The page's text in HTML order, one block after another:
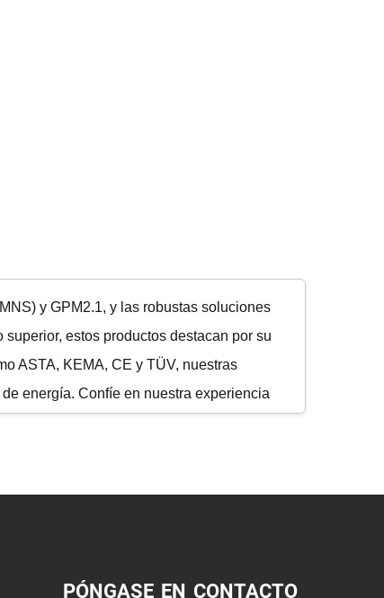
y GPM2.1, y las robustas soluciones
estos productos destacan por su
ASTA, KEMA, CE y TÜV, nuestras
energía. Confíe en nuestra experiencia
PÓNGASE EN CONTACTO